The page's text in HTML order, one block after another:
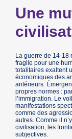
Une
La guerre de 14-18
fragile pour une
totalitaires exaltent
économiques des
antérieurs.
propres normes :
l’immigration. Le
manifestations
comme des
autres. Comme il
civilisation, les
subjectives.